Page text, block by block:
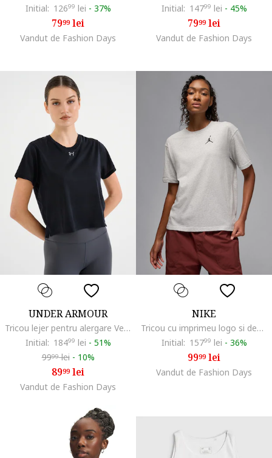
Initial: 12699 lei - 37%
7999lei
Vandut de Fashion Days
Initial: 14799 lei - 45%
7999lei
Vandut de Fashion Days
UNDER ARMOUR
Tricou lejer pentru alergare Velociti, Negru
Initial: 18499 lei - 51%
9999lei - 10%
8999lei
Vandut de Fashion Days
NIKE
Tricou cu imprimeu logo si decolteu la baza gatului, pentru baschet Jumpman, Gri melange
Initial: 15799 lei - 36%
9999lei
Vandut de Fashion Days